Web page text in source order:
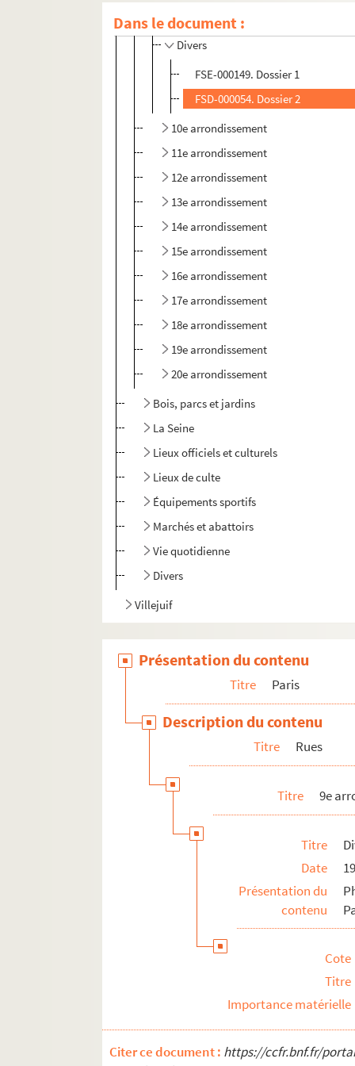
Dans le document :
Passage Verdeau
Divers
FSE-000149. Dossier 1
FSD-000054. Dossier 2
10e arrondissement
11e arrondissement
12e arrondissement
13e arrondissement
14e arrondissement
15e arrondissement
16e arrondissement
17e arrondissement
18e arrondissement
19e arrondissement
20e arrondissement
Bois, parcs et jardins
La Seine
Lieux officiels et culturels
Lieux de culte
Équipements sportifs
Marchés et abattoirs
Vie quotidienne
Divers
Villejuif
Présentation du contenu
Titre Paris
Description du contenu
Titre Rues
Titre 9e
Titre
Date
Présentation du
contenu
Cote
Titre
Importance matérielle
Citer ce document : https://ccfr.bnf.fr/